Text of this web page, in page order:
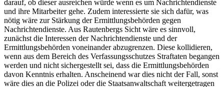
darauf, ob dieser ausreichen würde wenn es um Nachrichtendienste
und ihre Mitarbeiter gehe. Zudem interessierte sie sich dafür, was
nötig wäre zur Stärkung der Ermittlungsbehörden gegen
Nachrichtendienste. Aus Rautenbergs Sicht wäre es sinnvoll,
zunächst die Interessen der Nachrichtendienste und der
Ermittlungsbehörden voneinander abzugrenzen. Diese kollidieren,
wenn aus dem Bereich des Verfassungsschutzes Straftaten begangen
werden und nicht sichergestellt sei, dass die Ermittlungsbehörden
davon Kenntnis erhalten. Anscheinend war dies nicht der Fall, sonst
wäre dies an die Polizei oder die Staatsanwaltschaft weitergetragen